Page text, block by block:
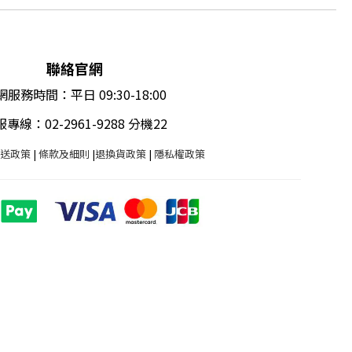
聯絡官網
服務時間：平日 09:30-18:00
專線：02-2961-9288 分機22
政策 | 條款及細則 |退換貨政策 | 隱私權政策